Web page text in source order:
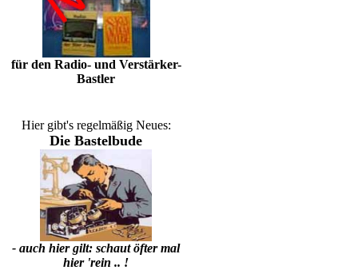
für den Radio- und Verstärker-
Bastler
Hier gibt's regelmäßig Neues:
Die Bastelbude
- auch hier gilt: schaut öfter mal
hier 'rein .. !